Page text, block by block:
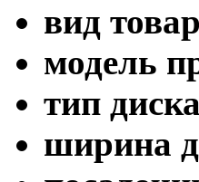
вид
модель
тип
ширина